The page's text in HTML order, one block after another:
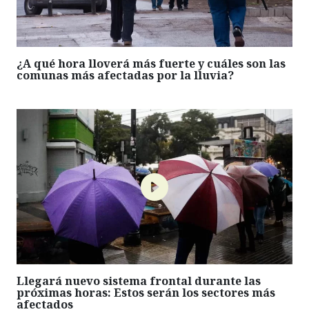
¿A qué hora lloverá más fuerte y cuáles son las
comunas más afectadas por la lluvia?
Llegará nuevo sistema frontal durante las
próximas horas: Estos serán los sectores más
afectados